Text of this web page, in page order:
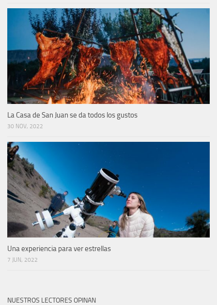
La Casa de San Juan se da todos los gustos
30 NOV, 2022
Una experiencia para ver estrellas
7 JUN, 2022
NUESTROS LECTORES OPINAN